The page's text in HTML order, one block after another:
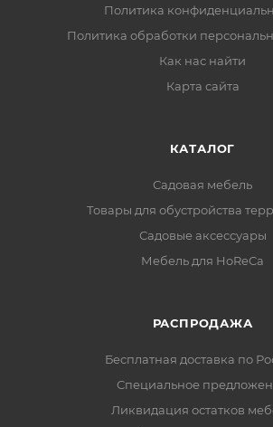
Политика
Политика обработки
Как нас найти
Карта сайта
КАТАЛОГ
Садовая мебель
Товары для обустройства
Садовые аксессуары
Мебель для HoReCa
РАСПРОДАЖА
Бесплатная доставка по
Специальное
Ликвидация остатков